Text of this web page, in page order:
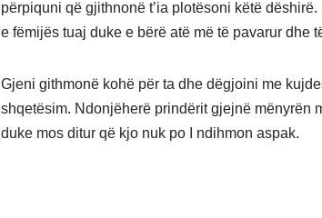
përpiquni që gjithnonë t’ia plotësoni këtë
e fëmijës tuaj duke e bërë atë më të pavarur dhe
Gjeni githmonë kohë për ta dhe dëgjoini me
shqetësim. Ndonjëherë prindërit gjejnë mënyrën
duke mos ditur që kjo nuk po I ndihmon aspak.